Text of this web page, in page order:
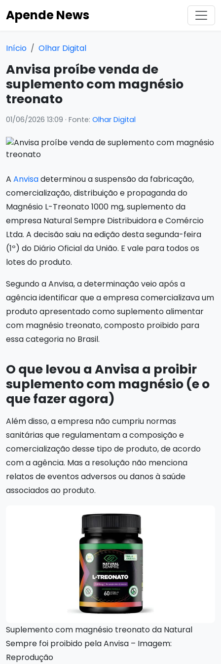
Apende News
Início Olhar Digital
Anvisa proíbe venda de
suplemento com magnésio
treonato
01/06/2026 13:09 · Fonte: Olhar Digital
A Anvisadeterminou a suspensão da fabricação,
comercialização, distribuição e propaganda do
Magnésio L-Treonato 1000 mg, suplemento da
empresa Natural Sempre Distribuidora e Comércio
Ltda. A decisão saiu na edição desta segunda-feira
(1º) do Diário Oficial da União. E vale para todos os
lotes do produto.
Segundo a Anvisa, a determinação veio após a
agência identificar que a empresa comercializava um
produto apresentado como suplemento alimentar
com magnésio treonato, composto proibido para
essa categoria no Brasil.
O que levou a Anvisa a proibir
suplemento com magnésio (e o
que fazer agora)
Além disso, a empresa não cumpriu normas
sanitárias que regulamentam a composição e
comercialização desse tipo de produto, de acordo
com a agência. Mas a resolução não menciona
relatos de eventos adversos ou danos à saúde
associados ao produto.
Suplemento com magnésio treonato da Natural
Sempre foi proibido pela Anvisa – Imagem:
Reprodução